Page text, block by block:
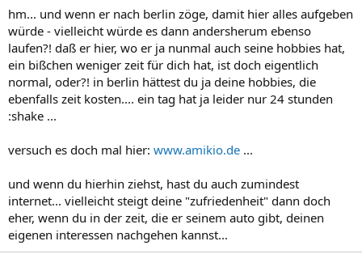
Wenn er mir in Essen, so wie hier in Berlin das Gefühl geben würde,
dass ich sein ein und alles bin, dann wäre alles wunderbar...
Ich hab auch schon dran gedacht, dass es vielleicht daran liegt, dass
ich dort, bis auf mein Kind keine Beschäftigung habe...Ich hab da
nur eine Freundin bis jetztGefunden, mit der ich mich zwar gut
verstehe,aber die auch viel um die ohren hat.
Und mich das vielleicht so belastet, dass wir uns ständig streiten.
Sein Hobby ist das Auto und mein Hobby ist eben das internet, und
das hab ich dort nicht.
Er selber hat kein Internet und da hab ich nich mal ablenkung.
hm... und wenn er nach berlin zöge, damit hier alles aufgeben
würde - vielleicht würde es dann andersherum ebenso
laufen?! daß er hier, wo er ja nunmal auch seine hobbies hat,
ein bißchen weniger zeit für dich hat, ist doch eigentlich
normal, oder?! in berlin hättest du ja deine hobbies, die
ebenfalls zeit kosten.... ein tag hat ja leider nur 24 stunden
:shake ...
versuch es doch mal hier: www.amikio.de ...
und wenn du hierhin ziehst, hast du auch zumindest
internet... vielleicht steigt deine "zufriedenheit" dann doch
eher, wenn du in der zeit, die er seinem auto gibt, deinen
eigenen interessen nachgehen kannst...